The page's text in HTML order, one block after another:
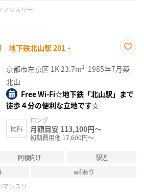
マンスリー
地下鉄北山駅 201・
に入
り登
京都市左京区 1K23.7m² 1985年7月築
北山
Free Wi-Fi☆地下鉄「北山駅」まで
徒歩４分の便利な立地です☆
賃料
ロング
月額目安 113,100円～
初期費用他 17,600円～
同棲向け
駅近
wifiあり
マンスリー